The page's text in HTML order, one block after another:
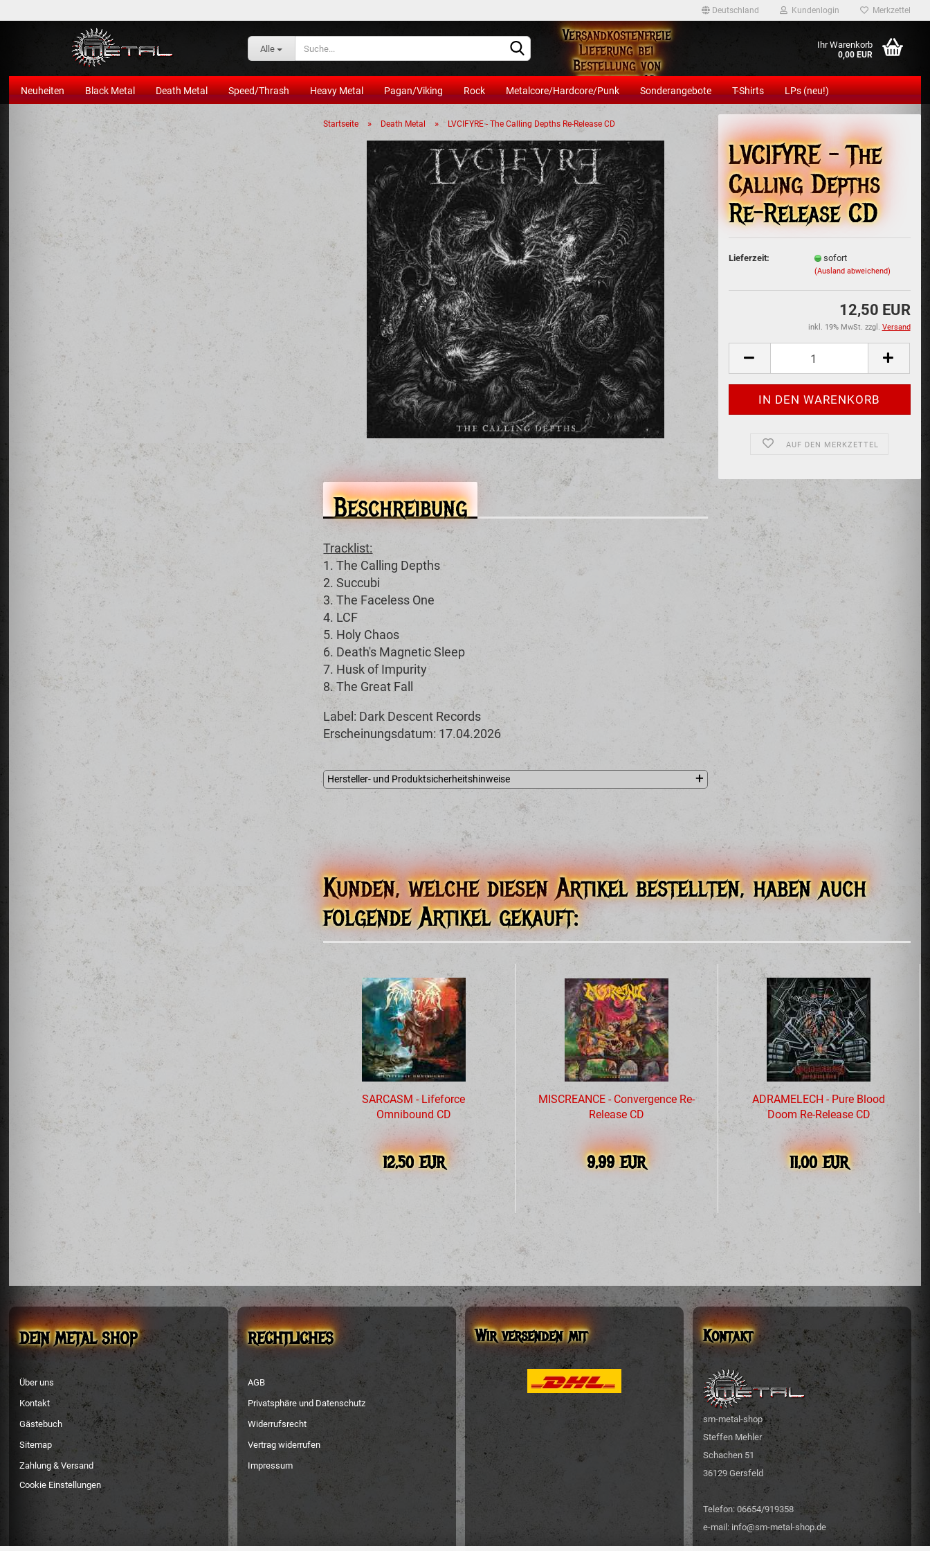
Deutschland
Lieferland
Kundenlogin
Konto erstellen
Passwort vergessen?
Merkzettel
Alle
Versandkostenfreie
Lieferung bei
Bestellung von
mindestens 12
Artikeln!
Ihr Warenkorb
0,00 EUR
Neuheiten Black Metal Death Metal Speed/Thrash Heavy Metal Pagan/Viking Rock Metalcore/Hardcore/Punk Sonderangebote T-Shirts LPs (neu!)
Startseite » Death Metal » LVCIFYRE - The Calling Depths Re-Release CD
LVCIFYRE - The
Calling Depths
Re-Release CD
Lieferzeit: sofort
(Ausland abweichend)
12,50 EUR
inkl. 19% MwSt. zzgl. Versand
AUF DEN MERKZETTEL
Beschreibung
Tracklist:
1. The Calling Depths
2. Succubi
3. The Faceless One
4. LCF
5. Holy Chaos
6. Death's Magnetic Sleep
7. Husk of Impurity
8. The Great Fall
Label: Dark Descent Records
Erscheinungsdatum: 17.04.2026
Hersteller- und Produktsicherheitshinweise
Dark Descent Records
PO Box 18056, Colorado Springs, CO 80935, US
Darragh O'Leary TA Invictus Productions
Unit 1 Rosebank, Herbert Road, Bray, Wicklow, A98 EH30, IE
label@invictusproductions.net
Kunden, welche diesen Artikel bestellten, haben auch
folgende Artikel gekauft:
SARCASM - Lifeforce
Omnibound CD
12,50 EUR
MISCREANCE - Convergence Re-
Release CD
9,99 EUR
ADRAMELECH - Pure Blood
Doom Re-Release CD
11,00 EUR
DEIN METAL SHOP
Über uns
Kontakt
Gästebuch
Sitemap
Zahlung & Versand
Cookie Einstellungen
RECHTLICHES
AGB
Privatsphäre und Datenschutz
Widerrufsrecht
Vertrag widerrufen
Impressum
Wir versenden mit Kontakt
sm-metal-shop
Steffen Mehler
Schachen 51
36129 Gersfeld
Telefon: 06654/919358
e-mail: info@sm-metal-shop.de